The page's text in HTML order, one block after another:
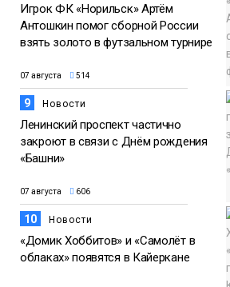
Игрок ФК «Норильск» Артём
Антошкин помог сборной России
взять золото в футзальном турнире
07 августа 514
9 Новости
Ленинский проспект частично
закроют в связи с Днём рождения
«Башни»
07 августа 606
10 Новости
«Домик Хоббитов» и «Самолёт в
облаках» появятся в Кайеркане